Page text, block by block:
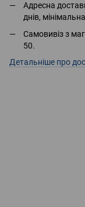
Адресна
днів,
Самовивіз з
50.
Детальніше про